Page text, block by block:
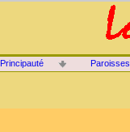
Principauté Paroisses